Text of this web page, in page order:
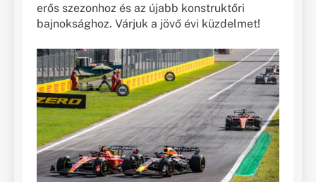
erős szezonhoz és az újabb konstruktőri
bajnoksághoz. Várjuk a jövő évi küzdelmet!